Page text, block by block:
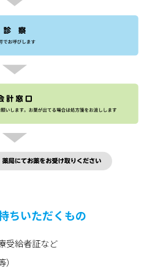
ちいただくもの
受給者証など